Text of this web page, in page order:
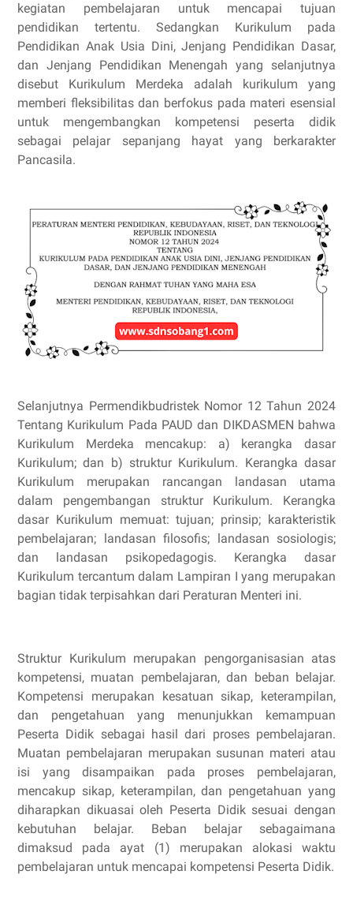
kegiatan pembelajaran untuk mencapai tujuan
pendidikan tertentu. Sedangkan Kurikulum pada
Pendidikan Anak Usia Dini, Jenjang Pendidikan Dasar,
dan Jenjang Pendidikan Menengah yang selanjutnya
disebut Kurikulum Merdeka adalah kurikulum yang
memberi fleksibilitas dan berfokus pada materi esensial
untuk mengembangkan kompetensi peserta didik
sebagai pelajar sepanjang hayat yang berkarakter
Pancasila.
Selanjutnya Permendikbudristek Nomor 12 Tahun 2024
Tentang Kurikulum Pada PAUD dan DIKDASMEN bahwa
Kurikulum Merdeka mencakup: a) kerangka dasar
Kurikulum; dan b) struktur Kurikulum. Kerangka dasar
Kurikulum merupakan rancangan landasan utama
dalam pengembangan struktur Kurikulum. Kerangka
dasar Kurikulum memuat: tujuan; prinsip; karakteristik
pembelajaran; landasan filosofis; landasan sosiologis;
dan landasan psikopedagogis. Kerangka dasar
Kurikulum tercantum dalam Lampiran I yang merupakan
bagian tidak terpisahkan dari Peraturan Menteri ini.
Struktur Kurikulum merupakan pengorganisasian atas
kompetensi, muatan pembelajaran, dan beban belajar.
Kompetensi merupakan kesatuan sikap, keterampilan,
dan pengetahuan yang menunjukkan kemampuan
Peserta Didik sebagai hasil dari proses pembelajaran.
Muatan pembelajaran merupakan susunan materi atau
isi yang disampaikan pada proses pembelajaran,
mencakup sikap, keterampilan, dan pengetahuan yang
diharapkan dikuasai oleh Peserta Didik sesuai dengan
kebutuhan belajar. Beban belajar sebagaimana
dimaksud pada ayat (1) merupakan alokasi waktu
pembelajaran untuk mencapai kompetensi Peserta Didik.